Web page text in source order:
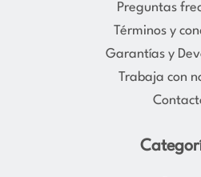
r
a
m
Preguntas
Términos y
Garantías y
Trabaja con